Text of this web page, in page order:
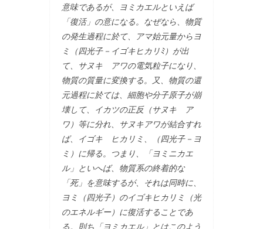
意味であるが、ヨミカエルといえば
「復活」の意になる。なぜなら、物質
の発生過程に於て、アマ始元量からヨ
ミ（四光子－イゴキヒカリﾐ）が出
て、サヌキ アワの電気粒子になり、
物質の質量に変換する。又、物質の還
元過程に於ては、細胞や分子原子が崩
壊して、イカツの正反（サヌキ ア
ワ）等に分れ、サヌキアワが結合すれ
ば、イゴキ ヒカリミ、（四光子－ヨ
ミ）に帰る。つまり、「ヨミニカエ
ル」といへば、物質系の終着的な
「死」を意味するが、それは同時に、
ヨミ（四光子）のイゴキヒカリミ（光
のエネルギー）に復活することであ
る。則ち「ヨミカエル」とはこのよう